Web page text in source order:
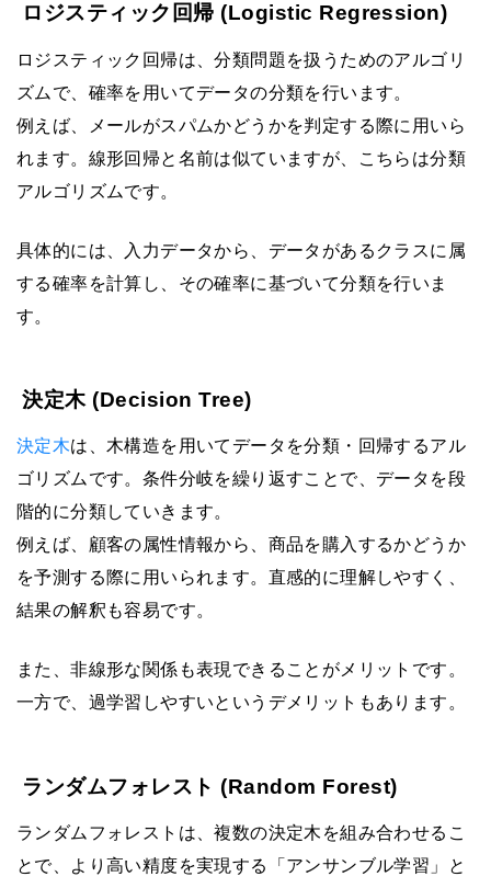
ロジスティック回帰 (Logistic Regression)
ロジスティック回帰は、分類問題を扱うためのアルゴリ
ズムで、確率を用いてデータの分類を行います。
例えば、メールがスパムかどうかを判定する際に用いら
れます。線形回帰と名前は似ていますが、こちらは分類
アルゴリズムです。
具体的には、入力データから、データがあるクラスに属
する確率を計算し、その確率に基づいて分類を行いま
す。
決定木 (Decision Tree)
決定木は、木構造を用いてデータを分類・回帰するアル
ゴリズムです。条件分岐を繰り返すことで、データを段
階的に分類していきます。
例えば、顧客の属性情報から、商品を購入するかどうか
を予測する際に用いられます。直感的に理解しやすく、
結果の解釈も容易です。
また、非線形な関係も表現できることがメリットです。
一方で、過学習しやすいというデメリットもあります。
ランダムフォレスト (Random Forest)
ランダムフォレストは、複数の決定木を組み合わせるこ
とで、より高い精度を実現する「アンサンブル学習」と